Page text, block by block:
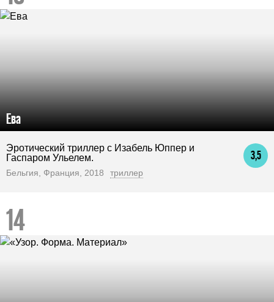
Ева
3,5
Эротический триллер с Изабель Юппер и
Гаспаром Ульелем.
Бельгия, Франция, 2018 триллер